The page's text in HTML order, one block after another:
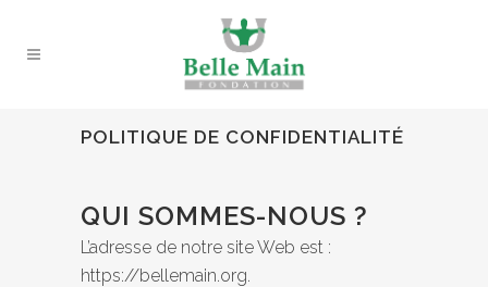
POLITIQUE DE CONFIDENTIALITÉ
QUI SOMMES-NOUS ?
L’adresse de notre site Web est :
https://bellemain.org.